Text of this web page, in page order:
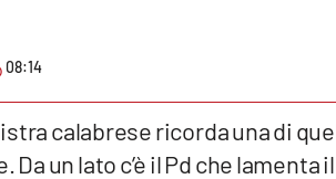
08:14
calabrese ricorda una di
Da un lato c’è il Pd che